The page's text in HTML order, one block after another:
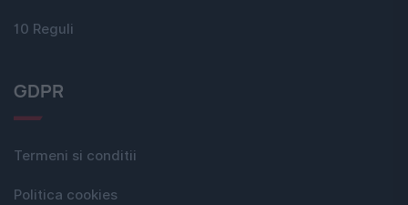
10 Reguli
GDPR
Termeni si conditii
Politica cookies